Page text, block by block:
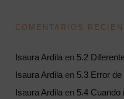
COMENTARIOS
Isaura Ardila en 5.2
Isaura Ardila en 5.3 Error
Isaura Ardila en 5.4 Cuando